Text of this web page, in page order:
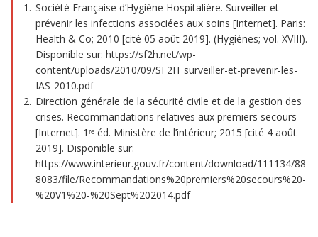
Société Française d’Hygiène Hospitalière. Surveiller et
prévenir les infections associées aux soins [Internet]. Paris:
Health & Co; 2010 [cité 05 août 2019]. (Hygiènes; vol. XVIII).
Disponible sur: https://sf2h.net/wp-
content/uploads/2010/09/SF2H_surveiller-et-prevenir-les-
IAS-2010.pdf
Direction générale de la sécurité civile et de la gestion des
crises. Recommandations relatives aux premiers secours
[Internet]. 1ʳᵉ éd. Ministère de l’intérieur; 2015 [cité 4 août
2019]. Disponible sur:
https://www.interieur.gouv.fr/content/download/111134/88
8083/file/Recommandations%20premiers%20secours%20-
%20V1%20-%20Sept%202014.pdf